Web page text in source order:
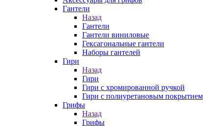
Гантели
Назад
Гантели
Гантели виниловые
Гексагональные гантели
Наборы гантелей
Гири
Назад
Гири
Гири с хромированной ручкой
Гири с полиуретановым покрытием
Грифы
Назад
Грифы